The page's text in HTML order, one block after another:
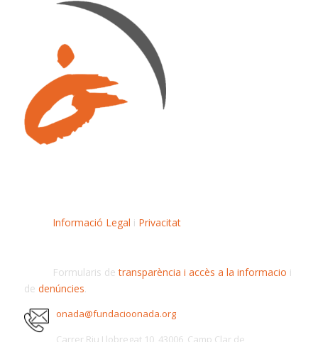
Informació Legal i Privacitat
Formularis detransparència i accès a la informacio i
de denúncies.
onada@fundacioonada.org
Carrer Riu Llobregat 10, 43006, Camp Clar de